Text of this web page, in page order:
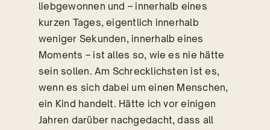
liebgewonnen und – innerhalb eines
kurzen Tages, eigentlich innerhalb
weniger Sekunden, innerhalb eines
Moments – ist alles so, wie es nie hätte
sein sollen. Am Schrecklichsten ist es,
wenn es sich dabei um einen Menschen,
ein Kind handelt. Hätte ich vor einigen
Jahren darüber nachgedacht, dass all